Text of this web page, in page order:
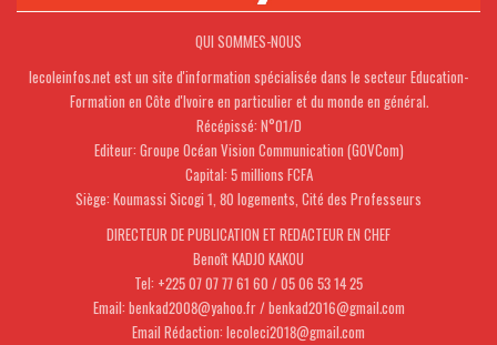
QUI SOMMES-NOUS
lecoleinfos.net est un site d'information spécialisée dans le secteur Education-
Formation en Côte d'Ivoire en particulier et du monde en général.
Récépissé: N°01/D
Editeur: Groupe Océan Vision Communication (GOVCom)
Capital: 5 millions FCFA
Siège: Koumassi Sicogi 1, 80 logements, Cité des Professeurs
DIRECTEUR DE PUBLICATION ET REDACTEUR EN CHEF
Benoît KADJO KAKOU
Tel: +225 07 07 77 61 60 / 05 06 53 14 25
Email: benkad2008@yahoo.fr / benkad2016@gmail.com
Email Rédaction: lecoleci2018@gmail.com